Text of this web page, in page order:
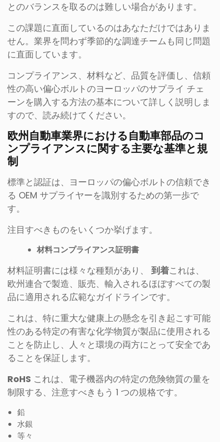
とのバランスを取るのは難しい場合があります。
この課題に直面しているのはあなただけではありま
せん。業界を問わず季節的な調達チームも同じ問題
に直面しています。
コンプライアンス、材料など、品質を評価し、信頼
性の高い偏心ボルトのヨーロッパのサプライ チェ
ーンを購入する方法の基本について詳しく説明しま
すので、読み続けてください。
欧州自動車業界における自動車部品のコ
ンプライアンスに関する主要な基準と規
制
標準と認証は、ヨーロッパの偏心ボルトの信頼でき
る OEM サプライヤーを識別するための第一歩で
す。
注目すべきものをいくつか挙げます。
材料コンプライアンス証明書
材料証明書には様々な種類があり、 到着これは、
欧州連合で製造、販売、輸入されるほぼすべての製
品に適用される広範なガイドラインです。
これは、特に重大な健康上の懸念を引き起こす可能
性のある特定の有害な化学物質が製品に使用される
ことを防止し、人々と環境の両方にとって安全であ
ることを保証します。
RoHS これは、電子機器内の特定の危険物質の量を
制限する、注意すべきもう 1 つの規格です。
鉛
水銀
等々